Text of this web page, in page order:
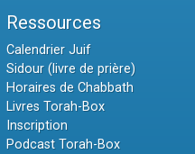
Ressources
Calendrier Juif
Sidour (livre de prière)
Horaires de Chabbath
Livres Torah-Box
Inscription
Podcast Torah-Box